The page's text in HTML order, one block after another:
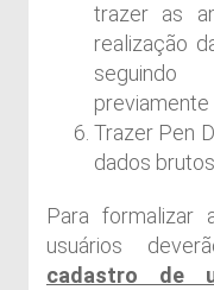
trazer as
realização
previamente
Trazer Pen
dados
Para formalizar
usuários
cadastro de